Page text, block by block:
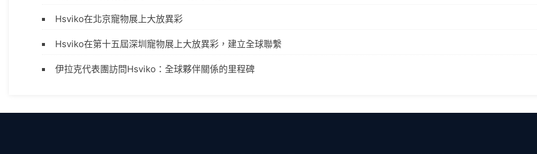
Hsviko在北京寵物展上大放異彩
Hsviko在第十五屆深圳寵物展上大放異彩，建立全球聯繫
伊拉克代表團訪問Hsviko：全球夥伴關係的里程碑